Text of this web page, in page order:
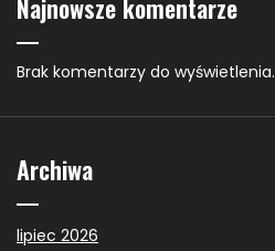
Najnowsze komentarze
Brak komentarzy do wyświetlenia.
Archiwa
lipiec 2026